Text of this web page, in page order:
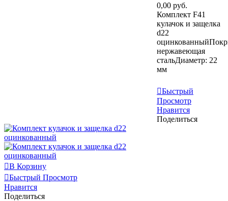
0,00 руб.
Комплект F41
кулачок и защелка
d22
нержавеющая
стальДиаметр: 22
мм
Быстрый
Просмотр
Нравится
Поделиться
В Корзину
Быстрый Просмотр
Нравится
Поделиться